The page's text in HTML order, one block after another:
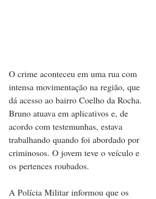
O crime aconteceu em uma rua com
intensa movimentação na região, que
dá acesso ao bairro Coelho da Rocha.
Bruno atuava em aplicativos e, de
acordo com testemunhas, estava
trabalhando quando foi abordado por
criminosos. O jovem teve o veículo e
os pertences roubados.
A Polícia Militar informou que os